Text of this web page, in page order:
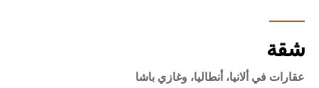
شقة
عقارات في ألانيا، أنطاليا، وغازي باشا